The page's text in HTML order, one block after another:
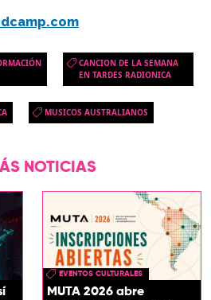
CANCION DE LA SEMANA
EN TARDES RADIONICA
MUSICOS AUSTRALIANOS
NOTICIAS
EVENTOS CULTURALES
MUTA 2026 abre